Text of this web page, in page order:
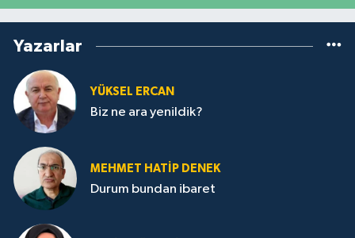
Yazarlar
YÜKSEL ERCAN
Biz ne ara yenildik?
MEHMET HATİP DENEK
Durum bundan ibaret